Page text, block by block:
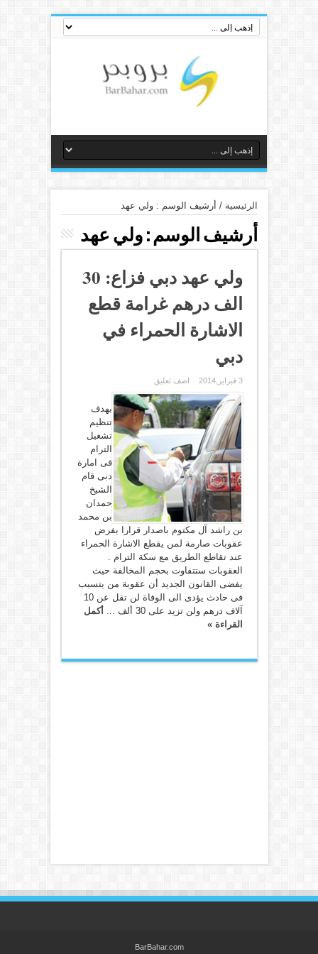
الرئيسية / أرشيف الوسم : ولي عهد
أرشيف الوسم :ولي عهد
ولي عهد دبي فزاع: 30
الف درهم غرامة قطع
الاشارة الحمراء في
دبي
3 فبراير,2014 اضف تعليق
بهدف
تنظيم
تشغيل
الترام
فى امارة
دبى قام
الشيخ
حمدان
بن محمد
بن راشد آل مكتوم باصدار قرارا بفرض
عقوبات صارمة لمن يقطع الاشارة الحمراء
عند تقاطع الطريق مع سكة الترام .
العقوبات ستتفاوت بحجم المخالفة حيث
يفضى القانون الجديد أن عقوبة من يتسبب
فى حادث يؤدى الى الوفاة لن تقل عن 10
آلاف درهم ولن تزيد على 30 ألف ...
أكمل
القراءة »
BarBahar.com